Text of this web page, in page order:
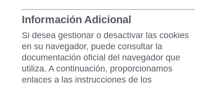
Información Adicional
Si desea gestionar o desactivar las cookies
en su navegador, puede consultar la
documentación oficial del navegador que
utiliza. A continuación, proporcionamos
enlaces a las instrucciones de los